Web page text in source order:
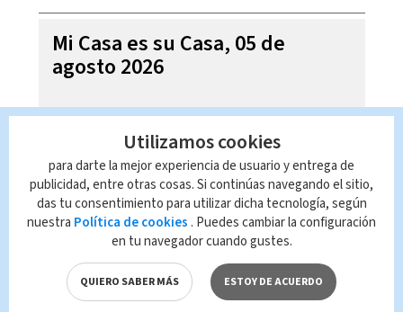
Mi Casa es su Casa, 05 de
agosto 2026
Utilizamos cookies
para darte la mejor experiencia de usuario y entrega de
publicidad, entre otras cosas. Si continúas navegando el sitio,
das tu consentimiento para utilizar dicha tecnología, según
nuestra Política de cookies . Puedes cambiar la configuración
en tu navegador cuando gustes.
QUIERO SABER MÁS ESTOY DE ACUERDO